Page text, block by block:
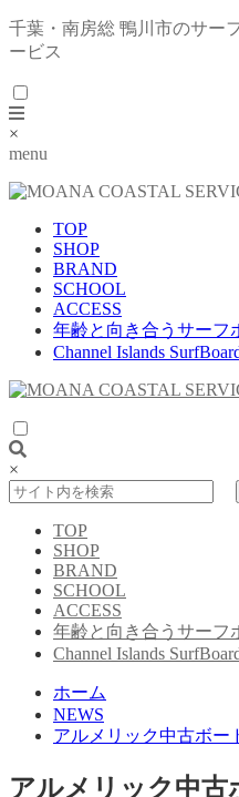
千葉・南房総 鴨川市のサー
ービス
×
menu
TOP
SHOP
BRAND
SCHOOL
ACCESS
年齢と向き合うサーフ
Channel Islands
×
TOP
SHOP
BRAND
SCHOOL
ACCESS
年齢と向き合うサーフ
Channel Islands
ホーム
NEWS
アルメリック中古ボー
アルメリック中古